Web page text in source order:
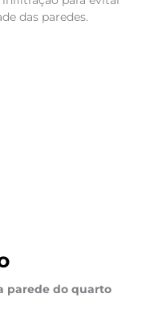
das paredes.
parede do quarto